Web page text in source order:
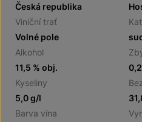
Česká republika
Viniční trať
Volné pole
Alkohol
11,5 % obj.
Kyseliny
5,0 g/l
Barva vína